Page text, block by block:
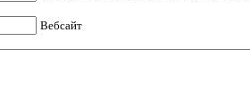
Вебсайт